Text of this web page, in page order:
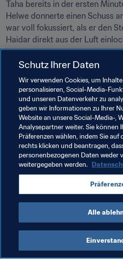
Taha bereits in der ersten
Helwe donnerte einen Schuss
war voll fokussiert, als er den
Haidar direkt aus der Luft
Zehn Minuten später erzielte
Ausgleich, als Mahabeh Mahdi
wurde. Der libanesische
letzter Linie retten und sicherte
Einzug in den Arabien-Pokal im
Verwandte Themen
FIFA-Arabien-Pokal 2021™️
AFC
Schutz Ihrer Daten
Wir verwenden Cookies, um
personalisieren, Social-Media-
und unseren Datenverkehr zu
geben wir Informationen zu Ihrer
Website an unsere Social-Media-,
Analysepartner weiter. Sie können
Präferenzen wählen, indem Sie auf
rechts klicken und beantragen,
personenbezogenen Daten weder
weitergegeben werden.
Alle